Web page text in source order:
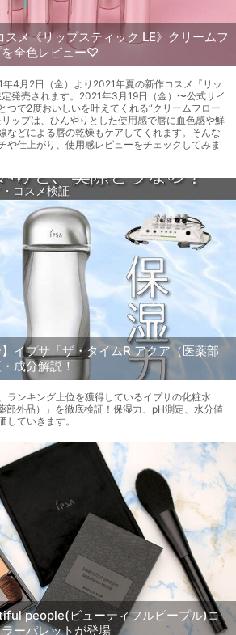
メ《リップスティック LE》クリームフ
を全色レビュー♡
4月2日（金）より2021年夏の新作コスメ『リッ
発売されます。2021年3月19日（金）〜公式サイ
つで2度おいしいを叶えてくれる“クリームフロー
ップは、ひんやりとした使用感で唇に血色感や鮮
などによる唇の乾燥もケアしてくれます。そんな
や仕上がり、使用感レビューをチェックしてみま
コスメ検証
】イプサ「ザ・タイムR アクア（医薬部
成分解説！
ランキング上位を獲得しているイプサの化粧水
部外品）」を徹底検証！保湿力、pH測定、水分値
していきます。
people(ビューティフルピープル)コ
ーパレットが登場